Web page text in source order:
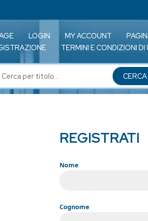
LOGIN MY ACCOUNT
TERMINI E CONDIZIONI
REGISTRATI
Nome
Cognome